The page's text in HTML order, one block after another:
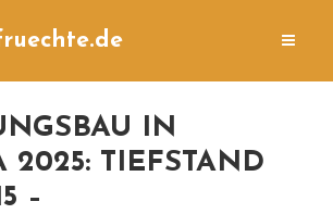
IN
2025: TIEFSTAND
–